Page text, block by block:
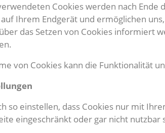
Cookies werden nach Ende
Ihrem Endgerät und ermöglichen
das Setzen von Cookies
von Cookies kann die Funktionalität
so einstellen, dass Cookies nur mit
eingeschränkt oder gar nicht nutzbar